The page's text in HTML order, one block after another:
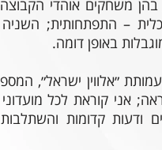
בהן משחקים אוהדי
– התפתחותית;
עמותת ״אלווין ישראל״,
אני קוראת לכל
קדומות